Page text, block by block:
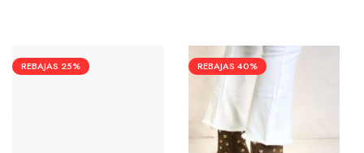
REBAJAS 25% REBAJAS 40%